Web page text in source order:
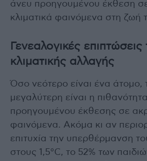
άνευ προηγουμένου έκθεση
κλιματικά φαινόμενα στη ζωή
Γενεαλογικές επιπτώσεις
κλιματικής αλλαγής
Όσο νεότερο είναι ένα άτομο,
μεγαλύτερη είναι η
προηγουμένου έκθεσης σε
φαινόμενα. Ακόμα κι αν
επιτυχία την υπερθέρμανση
στους 1,5°C, το 52% των